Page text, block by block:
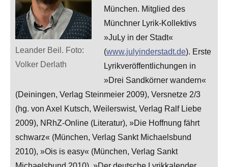
Leander Beil. Foto:
Volker Derlath
München. Mitglied des
Münchner Lyrik-Kollektivs
»JuLy in der Stadt«
(www.julyinderstadt.de). Erste
Lyrikveröffentlichungen in
»Drei Sandkörner wandern«
(Deiningen, Verlag Steinmeier 2009), Versnetze 2/3
(hg. von Axel Kutsch, Weilerswist, Verlag Ralf Liebe
2009), NRhZ-Online (Literatur), »Die Hoffnung fährt
schwarz« (München, Verlag Sankt Michaelsbund
2010), »Ois is easy« (München, Verlag Sankt